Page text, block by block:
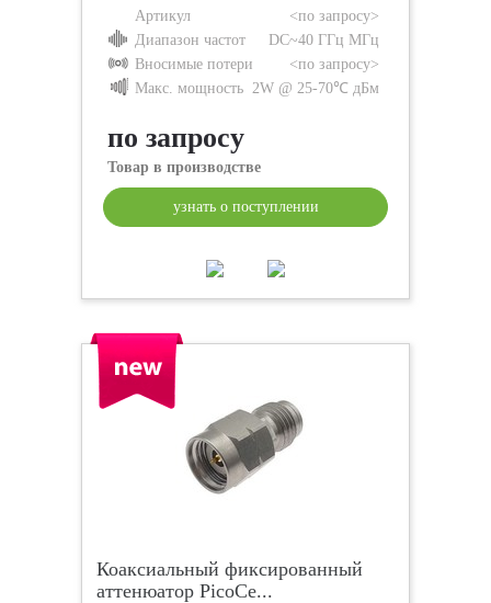
Артикул
<по запросу>
Диапазон частот
DC~40 ГГц МГц
Вносимые потери
<по запросу>
Макс. мощность 2W @ 25-70℃ дБм
по запросу
Товар в производстве
узнать о поступлении
Коаксиальный фиксированный
аттенюатор PicoCe...